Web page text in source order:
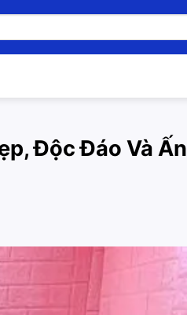
Độc Đáo Và Ấn